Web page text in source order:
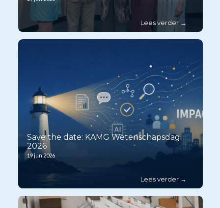
Save the date: KAMG Wetenschapsdag
2026
19 jun 2026